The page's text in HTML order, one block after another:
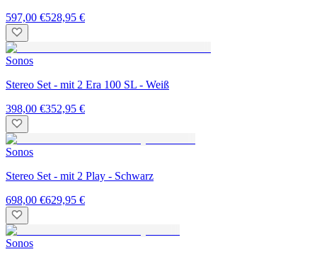
597,00 €528,95 €
Sonos
Stereo Set - mit 2 Era 100 SL - Weiß
398,00 €352,95 €
Sonos
Stereo Set - mit 2 Play - Schwarz
698,00 €629,95 €
Sonos